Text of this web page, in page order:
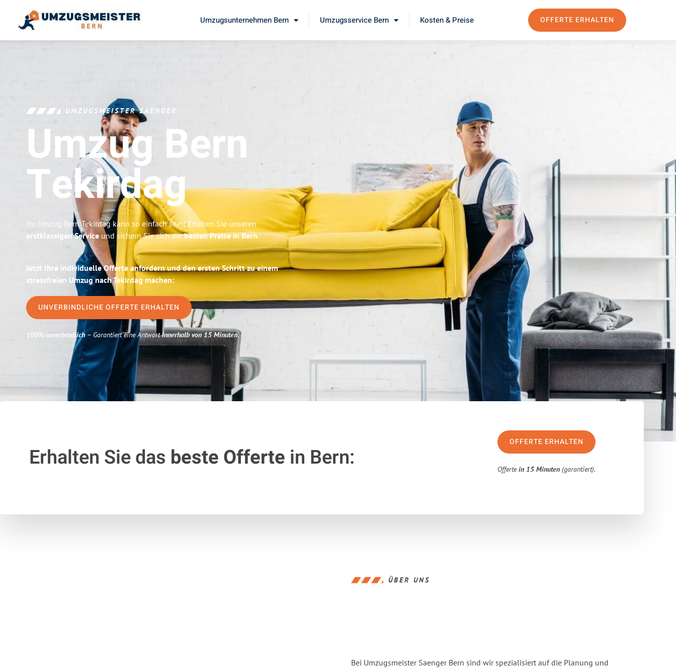
Umzugsunternehmen Bern Umzugsservice Bern Kosten & Preise OFFERTE ERHALTEN
UMZUGSMEISTER SAENGER
Umzug Bern
Tekirdag
Ihr Umzug Bern Tekirdag kann so einfach sein! Erleben Sie unseren
erstklassigen Service und sichern Sie sich diebesten Preise in Bern.
Jetzt Ihre individuelle Offerte anfordern und den ersten Schritt zu einem
stressfreien Umzug nach Tekirdag machen:
UNVERBINDLICHE OFFERTE ERHALTEN
100% unverbindlich– Garantiert eine Antwortinnerhalb von 15 Minuten.
Erhalten Sie das beste Offerte in Bern:
OFFERTE ERHALTEN
Offertein 15 Minuten (garantiert).
ÜBER UNS
Bei Umzugsmeister Saenger Bern sind wir spezialisiert auf die Planung und